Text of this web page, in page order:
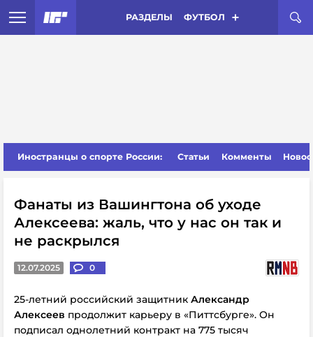
РАЗДЕЛЫ ФУТБОЛ
Иностранцы о спорте России: Статьи Комменты
Фанаты из Вашингтона об уходе
Алексеева: жаль, что у нас он так и
не раскрылся
12.07.2025 0
25-летний российский защитник Александр
Алексеев продолжит карьеру в «Питтсбурге». Он
подписал однолетний контракт на 775 тысяч